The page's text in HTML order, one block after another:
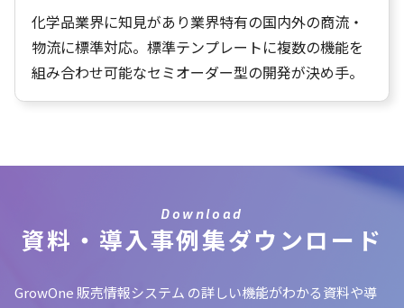
化学品業界に知見があり業界特有の国内外の商流・
物流に標準対応。標準テンプレートに複数の機能を
組み合わせ可能なセミオーダー型の開発が決め手。
Download
資料・導入事例集ダウンロード
GrowOne 販売情報システム の詳しい機能がわかる資料や導